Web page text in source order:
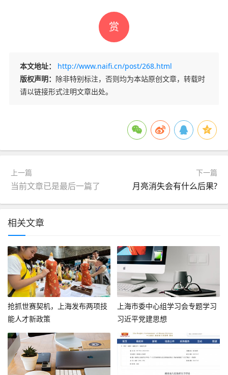
赏
本文地址：
http://www.naifi.cn/post/268.html
版权声明： 除非特别标注，否则均为本站原创文章，转载时
请以链接形式注明文章出处。
上一篇
当前文章已是最后一篇了
下一篇
月亮消失会有什么后果?
相关文章
抢抓世赛契机，上海发布两项技
能人才新政策
上海市委中心组学习会专题学习
习近平党建思想